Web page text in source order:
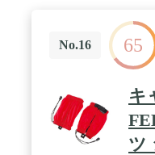
ません。【改良④】
きるため、歩行中
ニューアル①】ゴム
採用。従来製品の
消しました。大き
やすくなりました
ナー採用。ファスナ
に泥汚れのお手入
用フリーサイズ（
No.16 65
キ
ツ